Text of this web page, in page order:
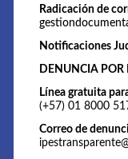
Radicación de
Notificaciones
DENUNCIA POR
Línea gratuita
(+57) 01 8000
Correo de